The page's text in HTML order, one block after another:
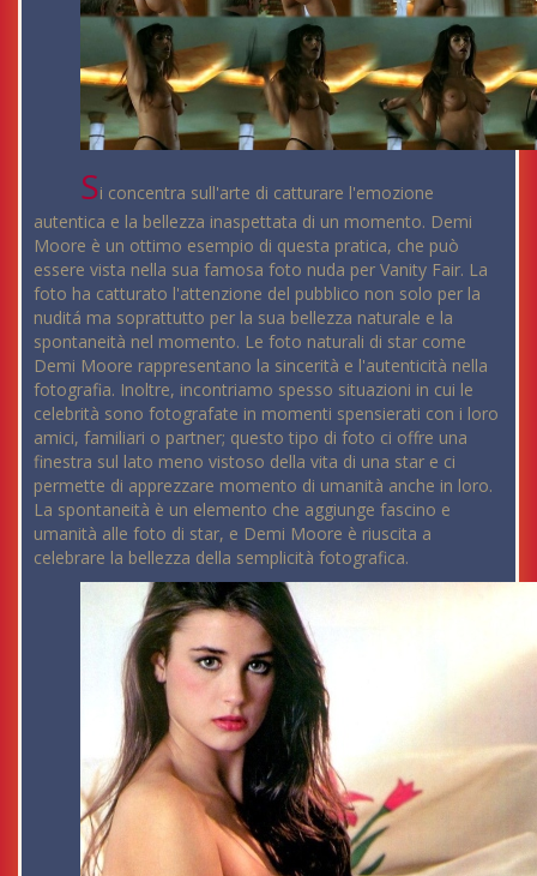
Si concentra sull'arte di catturare l'emozione
autentica e la bellezza inaspettata di un momento. Demi
Moore è un ottimo esempio di questa pratica, che può
essere vista nella sua famosa foto nuda per Vanity Fair. La
foto ha catturato l'attenzione del pubblico non solo per la
nuditá ma soprattutto per la sua bellezza naturale e la
spontaneità nel momento. Le foto naturali di star come
Demi Moore rappresentano la sincerità e l'autenticità nella
fotografia. Inoltre, incontriamo spesso situazioni in cui le
celebrità sono fotografate in momenti spensierati con i loro
amici, familiari o partner; questo tipo di foto ci offre una
finestra sul lato meno vistoso della vita di una star e ci
permette di apprezzare momento di umanità anche in loro.
La spontaneità è un elemento che aggiunge fascino e
umanità alle foto di star, e Demi Moore è riuscita a
celebrare la bellezza della semplicità fotografica.